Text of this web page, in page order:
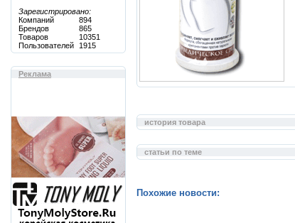
Зарегистрировано:
Компаний
894
Брендов
865
Товаров
10351
Пользователей
1915
Реклама
история товара
статьи по теме
Похожие новости: